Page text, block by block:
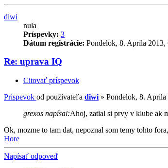
diwi
nula
Príspevky: 3
Dátum registrácie: Pondelok, 8. Apríla 2013,
Re: uprava IQ
Citovať príspevok
Príspevok od používateľa diwi » Pondelok, 8. Apríla
grexos napísal:Ahoj, zatial si prvy v klube ak
Ok, mozme to tam dat, nepoznal som temy tohto
Hore
Napísať odpoveď